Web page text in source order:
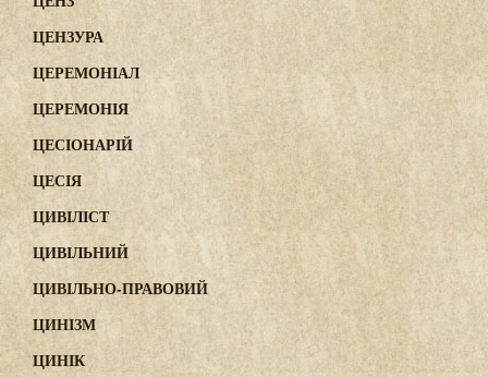
ЦЕНЗУРА
ЦЕРЕМОНІАЛ
ЦЕРЕМОНІЯ
ЦЕСІОНАРІЙ
ЦЕСІЯ
ЦИВІЛІСТ
ЦИВІЛЬНИЙ
ЦИВІЛЬНО-ПРАВОВИЙ
ЦИНІЗМ
ЦИНІК